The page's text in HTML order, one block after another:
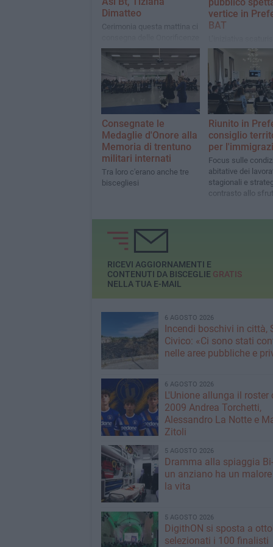
Dimatteo
Cerimonia questa mattina ci
della Repubblica Italiana,
dell’Ordine Equestre del
Santo Sepolcro e per le
vittime del terrorismo
vertice in
BAT
apposite
ministeriali
Consegnate le
Medaglie d'Onore alla
Memoria di trentuno
militari internati
Tra loro c'erano anche tre
biscegliesi
Riunito in
consiglio
per
Focus sulle
abitative dei
stagionali e
contrasto allo
RICEVI AGGIORNAMENTI E
CONTENUTI DA BISCEGLIE GRATIS
NELLA TUA E-MAIL
6 AGOSTO 2026
Incendi boschivi in città,
Civico: «Ci sono stati
nelle aree pubbliche e
6 AGOSTO 2026
L'Unione allunga il roster
2009 Andrea Torchetti,
Alessandro La Notte e
Zitoli
5 AGOSTO 2026
Dramma alla spiaggia
un anziano ha un malore
la vita
5 AGOSTO 2026
DigithON si sposta a
selezionati i 100 finalisti